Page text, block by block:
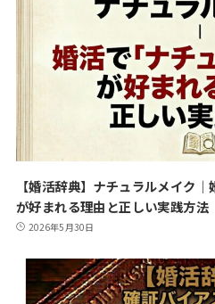
【婚活辞典】ナチュラルメイク｜
が好まれる理由と正しい実践方法
2026年5月30日